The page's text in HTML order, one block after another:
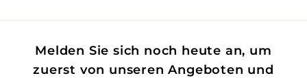
Melden Sie sich noch heute an, um
zuerst von unseren Angeboten und